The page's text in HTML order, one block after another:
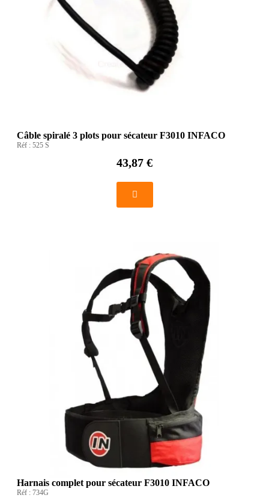
Câble spiralé 3 plots pour sécateur F3010 INFACO
Réf : 525 S
43,87 €
Harnais complet pour sécateur F3010 INFACO
Réf : 734G